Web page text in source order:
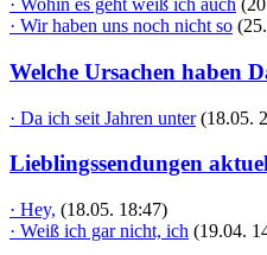
· Wohin es geht weiß ich auch
· Wir haben uns noch nicht so
Welche Ursachen haben
· Da ich seit Jahren unter (18.05.
Lieblingssendungen
· Hey, (18.05. 18:47)
· Weiß ich gar nicht, ich (19.04.